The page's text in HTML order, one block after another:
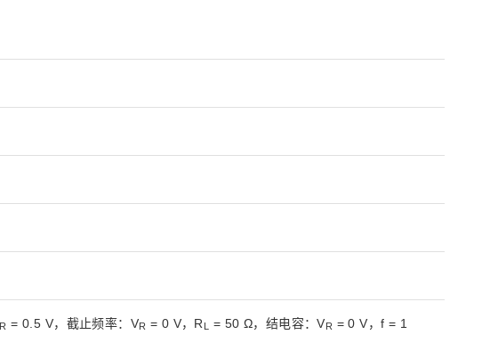
R = 0.5 V，截止频率：VR = 0 V，R = 50 Ω，结电容：V R = 0 V，f = 1